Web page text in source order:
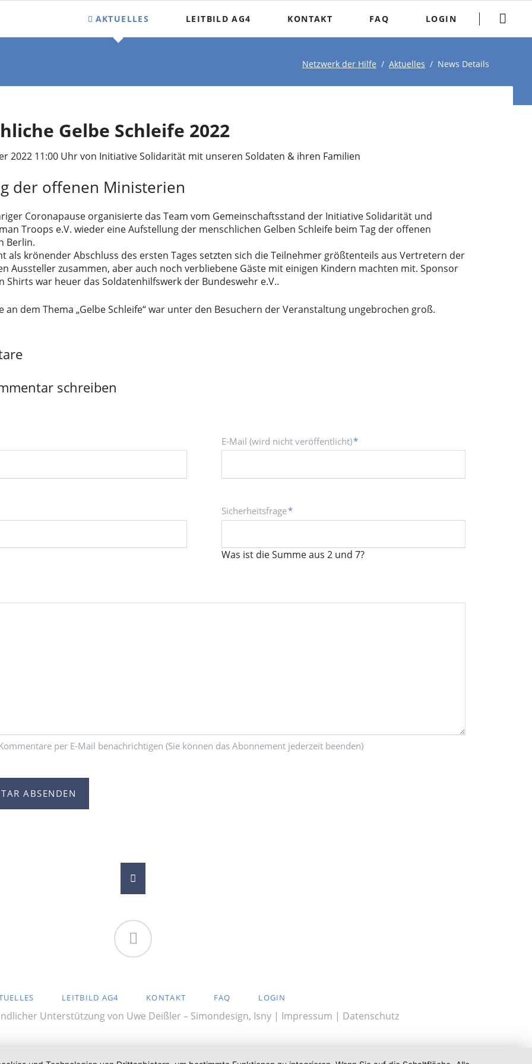
überspringen
AKTUELLES LEITBILD AG4 KONTAKT FAQ LOGIN
Netzwerk der Hilfe Aktuelles News Details
Gelbe Schleife 2022
2022 11:00 Uhrvon Initiative Solidarität mit unseren Soldaten & ihren Familien
der offenen Ministerien
Coronapause organisierte das Team vom Gemeinschaftsstand der Initiative Solidarität und
Troops e.V. wieder eine Aufstellung der menschlichen Gelben Schleife beim Tag der offenen
Berlin.
als krönender Abschluss des ersten Tages setzten sich die Teilnehmer größtenteils aus Vertretern der
Aussteller zusammen, aber auch noch verbliebene Gäste mit einigen Kindern machten mit. Sponsor
Shirts war heuer das Soldatenhilfswerk der Bundeswehr e.V..
an dem Thema „Gelbe Schleife“ war unter den Besuchern der Veranstaltung ungebrochen groß.
schreiben
Pflichtfeld
E-Mail (wird nicht veröffentlicht)*
Pflichtfeld
Sicherheitsfrage*
Was ist die Summe aus 2 und 7?
per E-Mail benachrichtigen (Sie können das Abonnement jederzeit beenden)
ABSENDEN
LEITBILD AG4 KONTAKT FAQ LOGIN
Unterstützung von Uwe Deißler – Simondesign, Isny | Impressum | Datenschutz